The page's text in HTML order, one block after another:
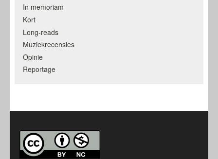
In memoriam
Kort
Long-reads
Muziekrecensies
Opinie
Reportage